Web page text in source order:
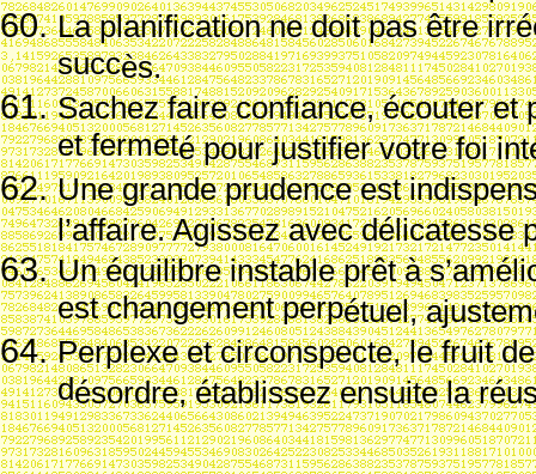
La planification ne doit pasêtre irr
succès.
Sachez faire confiance,écouter et
et fermeté pour justifier votre foi int
Une grande prudence est
l’affaire. Agissez avec délicatesse
Unéquilibre instable prêtà s’am
est changement perpétuel,
Perplexe et circonspecte, le fruit
désordre,établissez ensuite la r